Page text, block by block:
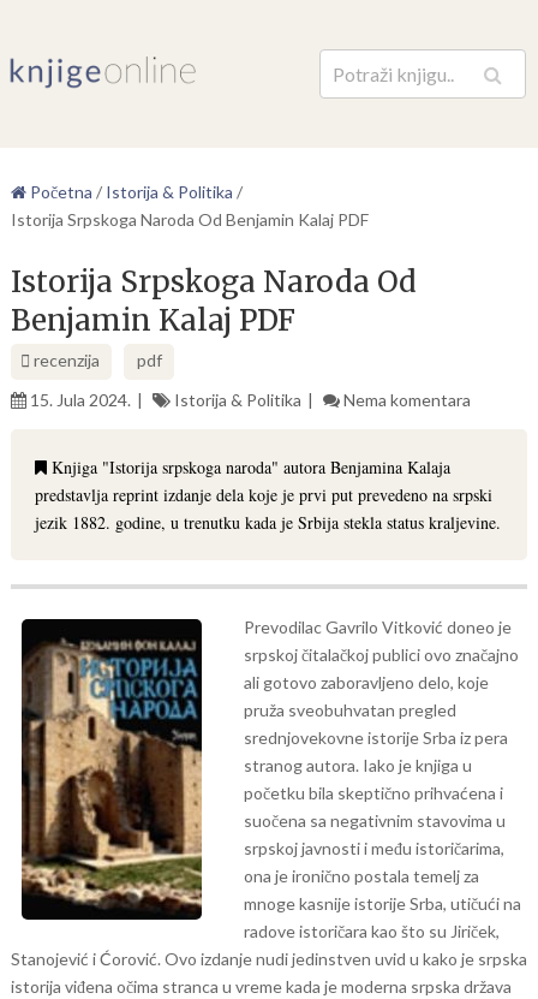
Pretraga
Početna / Istorija & Politika /
Istorija Srpskoga Naroda Od Benjamin Kalaj PDF
Istorija Srpskoga Naroda Od
Benjamin Kalaj PDF
recenzija
pdf
15. Jula 2024.
Istorija & Politika Nema komentara
Knjiga "Istorija srpskoga naroda" autora Benjamina Kalaja
predstavlja reprint izdanje dela koje je prvi put prevedeno na srpski
jezik 1882. godine, u trenutku kada je Srbija stekla status kraljevine.
Prevodilac Gavrilo Vitković doneo je
srpskoj čitalačkoj publici ovo značajno
ali gotovo zaboravljeno delo, koje
pruža sveobuhvatan pregled
srednjovekovne istorije Srba iz pera
stranog autora. Iako je knjiga u
početku bila skeptično prihvaćena i
suočena sa negativnim stavovima u
srpskoj javnosti i među istoričarima,
ona je ironično postala temelj za
mnoge kasnije istorije Srba, utičući na
radove istoričara kao što su Jiriček,
Stanojević i Ćorović. Ovo izdanje nudi jedinstven uvid u kako je srpska
istorija viđena očima stranca u vreme kada je moderna srpska država